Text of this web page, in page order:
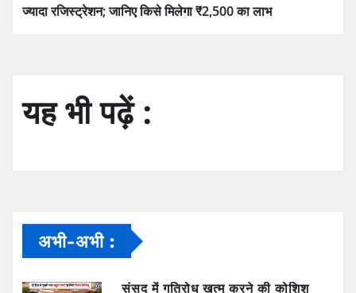
ज्यादा रजिस्ट्रेशन; जानिए किसे मिलेगा ₹2,500 का लाभ
यह भी पढ़ें :
अभी-अभी :
संसद में गतिरोध खत्म करने की कोशिश